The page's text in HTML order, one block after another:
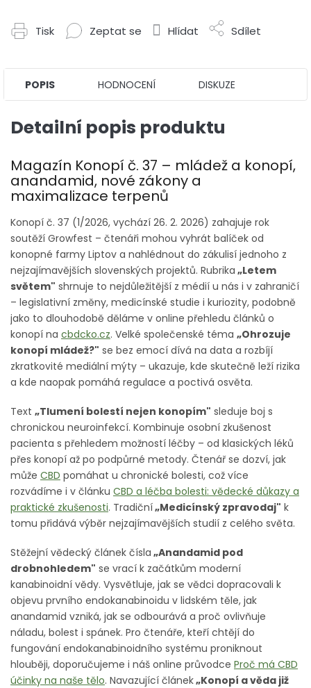
Tisk Zeptat se Hlídat Sdílet
POPIS HODNOCENÍ DISKUZE
Detailní popis produktu
Magazín Konopí č. 37 – mládež a konopí,
anandamid, nové zákony a
maximalizace terpenů
Konopí č. 37 (1/2026, vychází 26. 2. 2026) zahajuje rok
soutěží Growfest – čtenáři mohou vyhrát balíček od
konopné farmy Liptov a nahlédnout do zákulisí jednoho z
nejzajímavějších slovenských projektů. Rubrika „Letem
světem" shrnuje to nejdůležitější z médií u nás i v zahraničí
– legislativní změny, medicínské studie i kuriozity, podobně
jako to dlouhodobě děláme v online přehledu článků o
konopí na cbdcko.cz. Velké společenské téma „Ohrozuje
konopí mládež?" se bez emocí dívá na data a rozbíjí
zkratkovité mediální mýty – ukazuje, kde skutečně leží rizika
a kde naopak pomáhá regulace a poctivá osvěta.
Text „Tlumení bolestí nejen konopím" sleduje boj s
chronickou neuroinfekcí. Kombinuje osobní zkušenost
pacienta s přehledem možností léčby – od klasických léků
přes konopí až po podpůrné metody. Čtenář se dozví, jak
může CBD pomáhat u chronické bolesti, což více
rozvádíme i v článku CBD a léčba bolesti: vědecké důkazy a
praktické zkušenosti. Tradiční„Medicínský zpravodaj" k
tomu přidává výběr nejzajímavějších studií z celého světa.
Stěžejní vědecký článek čísla „Anandamid pod
drobnohledem" se vrací k začátkům moderní
kanabinoidní vědy. Vysvětluje, jak se vědci dopracovali k
objevu prvního endokanabinoidu v lidském těle, jak
anandamid vzniká, jak se odbourává a proč ovlivňuje
náladu, bolest i spánek. Pro čtenáře, kteří chtějí do
fungování endokanabinoidního systému proniknout
hlouběji, doporučujeme i náš online průvodce Proč má CBD
účinky na naše tělo. Navazující článek„Konopí a věda již